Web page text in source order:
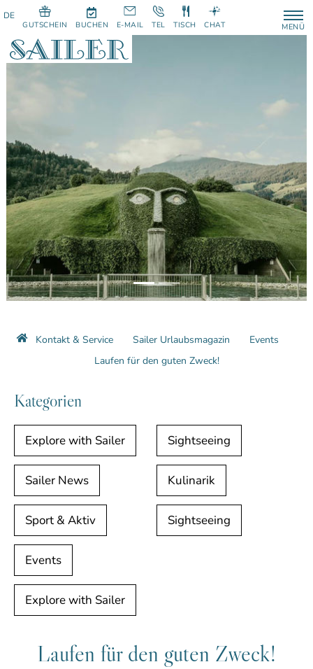
MENÜ
GUTSCHEIN BUCHEN E-MAIL TEL TISCH CHAT
Previous Next
Kontakt & Service Sailer Urlaubsmagazin
Events
Laufen für den guten Zweck!
Kategorien
Explore with Sailer Sightseeing
Sailer News Kulinarik
Sport & Aktiv Sightseeing
Events
Explore with Sailer
Laufen für den guten Zweck!